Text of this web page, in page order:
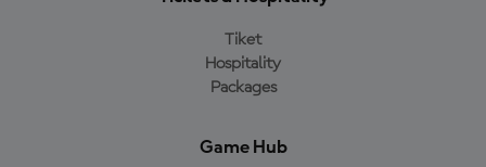
Tiket
Hospitality
Packages
Game Hub